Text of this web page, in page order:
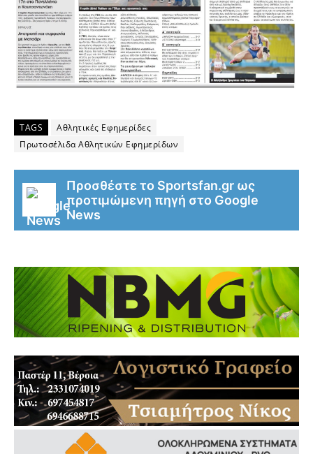
TAGS
Αθλητικές Εφημερίδες
Πρωτοσέλιδα Αθλητικών Εφημερίδων
Προσθέστε το Sportsfan.gr ως
προτιμώμενη πηγή στο Google
News